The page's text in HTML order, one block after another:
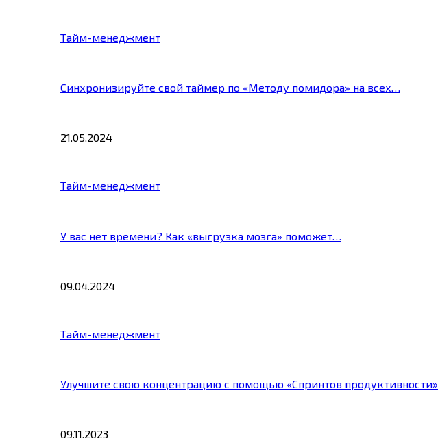
Тайм-менеджмент
Синхронизируйте свой таймер по «Методу помидора» на всех…
21.05.2024
Тайм-менеджмент
У вас нет времени? Как «выгрузка мозга» поможет…
09.04.2024
Тайм-менеджмент
Улучшите свою концентрацию с помощью «Спринтов продуктивности»
09.11.2023